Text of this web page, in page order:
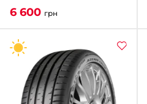
6 600 грн